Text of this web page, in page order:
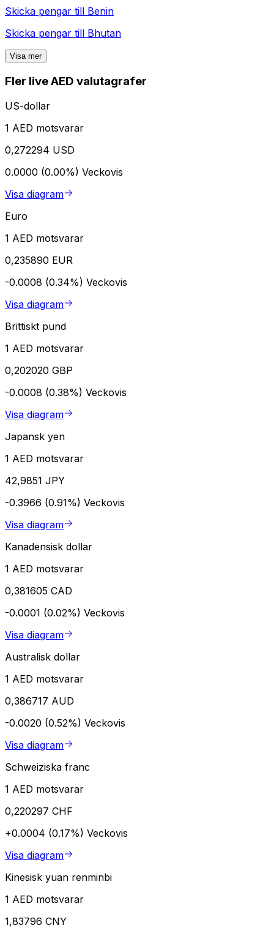
Skicka pengar till Benin
Skicka pengar till Bhutan
Visa mer
Fler live AED valutagrafer
US-dollar
1 AED motsvarar
0,272294 USD
0.0000 (0.00%) Veckovis
Visa diagram
Euro
1 AED motsvarar
0,235890 EUR
-0.0008 (0.34%) Veckovis
Visa diagram
Brittiskt pund
1 AED motsvarar
0,202020 GBP
-0.0008 (0.38%) Veckovis
Visa diagram
Japansk yen
1 AED motsvarar
42,9851 JPY
-0.3966 (0.91%) Veckovis
Visa diagram
Kanadensisk dollar
1 AED motsvarar
0,381605 CAD
-0.0001 (0.02%) Veckovis
Visa diagram
Australisk dollar
1 AED motsvarar
0,386717 AUD
-0.0020 (0.52%) Veckovis
Visa diagram
Schweiziska franc
1 AED motsvarar
0,220297 CHF
+0.0004 (0.17%) Veckovis
Visa diagram
Kinesisk yuan renminbi
1 AED motsvarar
1,83796 CNY